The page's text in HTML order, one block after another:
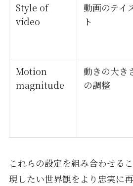
Style of
video
動画のテイ
ト
Motion
magnitude
動きの大き
の調整
これらの設定を組み合わせる
現したい世界観をより忠実に再